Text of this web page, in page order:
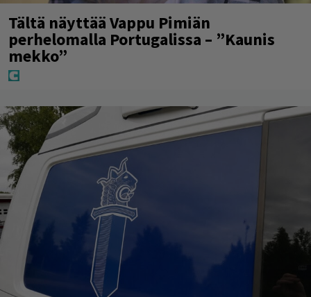
Tältä näyttää Vappu Pimiän
perhelomalla Portugalissa – ”Kaunis
mekko”